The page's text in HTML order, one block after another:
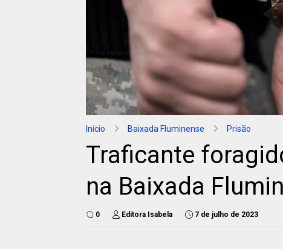
Início Baixada Fluminense Prisão
Traficante
na Baixada
0 Editora Isabela 7 de julho de 2023